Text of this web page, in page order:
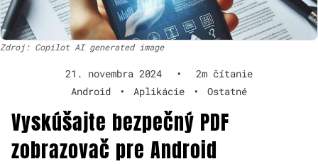
Zdroj: Copilot AI generated image
21. novembra 2024 •
2m čítanie
Android
• Aplikácie • Ostatné
Vyskúšajte bezpečný PDF
zobrazovač pre Android